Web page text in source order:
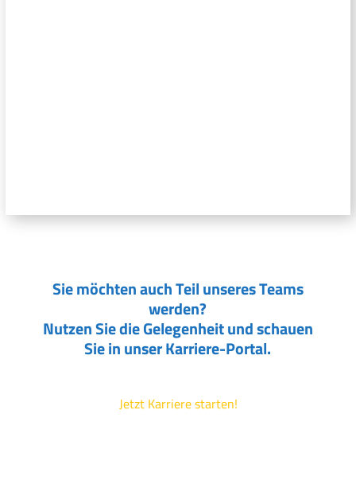
Sie möchten auch Teil unseres Teams
werden?
Nutzen Sie die Gelegenheit und schauen
Sie in unser Karriere-Portal.
Jetzt Karriere starten!